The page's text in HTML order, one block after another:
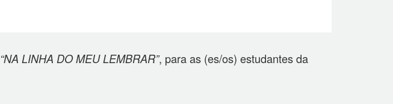
“NA LINHA DO MEU LEMBRAR”, para as (es/os) estudantes da